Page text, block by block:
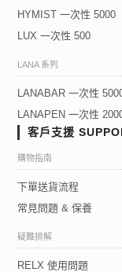
HYMIST 一次性 5000
LUX 一次性 500
LANA 系列
LANABAR 一次性
LANAPEN 一次性
客戶支援
購物指南
下單送貨流程
常見問題 & 保養
疑難排解
RELX 使用問題